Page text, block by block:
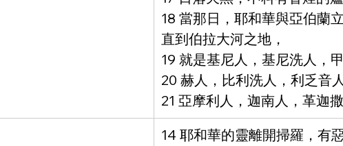
18 當那日，耶和華與亞伯蘭
直到伯拉大河之地，
19 就是基尼人，基尼洗人，
20 赫人，比利洗人，利乏音
21 亞摩利人，迦南人，革迦
14 耶和華的靈離開掃羅，有